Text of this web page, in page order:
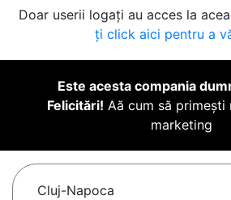
Doar userii logați au acces la
ți click aici pentru a
Este acesta compania
Felicitări! Aă cum să primești
marketing
Cluj-Napoca